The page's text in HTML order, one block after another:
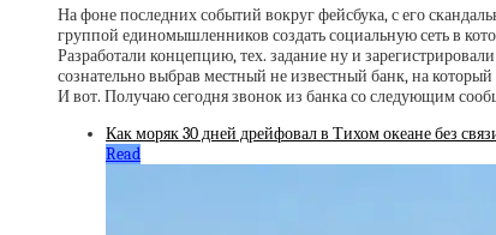
На фоне последних событий вокруг фейсбука, с его
группой единомышленников создать социальную сеть в
Разработали концепцию, тех. задание ну и
сознательно выбрав местный не известный банк, на
И вот. Получаю сегодня звонок из банка со следующим
Как моряк 30 дней дрейфовал в Тихом океане без
Read